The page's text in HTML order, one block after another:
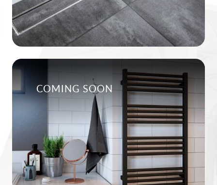
COMING SOON